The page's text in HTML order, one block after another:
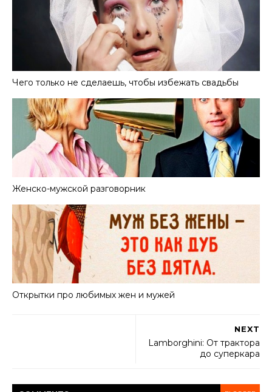
Чего только не сделаешь, чтобы избежать свадьбы
Женско-мужской разговорник
Открытки про любимых жен и мужей
NEXT
Lamborghini: От трактора
до суперкара